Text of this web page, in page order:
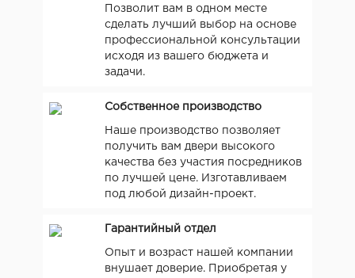
Позволит вам в одном месте
сделать лучший выбор на основе
профессиональной консультации
исходя из вашего бюджета и
задачи.
Собственное производство
Наше производство позволяет
получить вам двери высокого
качества без участия посредников
по лучшей цене. Изготавливаем
под любой дизайн-проект.
Гарантийный отдел
Опыт и возраст нашей компании
внушает доверие. Приобретая у